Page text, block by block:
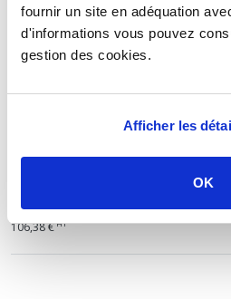
fournir un site en adéquation
d'informations vous pouvez
gestion des cookies.
Afficher les
OK
161,86 € TTC
134,88 €
Tuyau souple tressé en PVC Ø42 -
127,66 €
106,38 €HT